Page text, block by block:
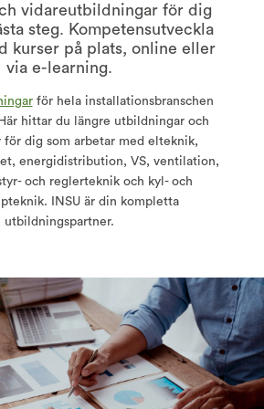
vidareutbildningar för dig
steg. Kompetensutveckla
kurser på plats, online eller
via e-learning.
för hela installationsbranschen
hittar du längre utbildningar och
för dig som arbetar med elteknik,
energidistribution, VS, ventilation,
och reglerteknik och kyl- och
INSU är din kompletta
utbildningspartner.